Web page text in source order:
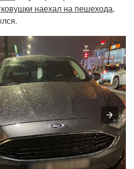
наехал на пешехода,